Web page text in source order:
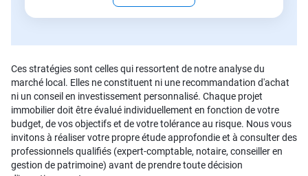
Ces stratégies sont celles qui ressortent de notre analyse du
marché local. Elles ne constituent ni une recommandation d'achat
ni un conseil en investissement personnalisé. Chaque projet
immobilier doit être évalué individuellement en fonction de votre
budget, de vos objectifs et de votre tolérance au risque. Nous vous
invitons à réaliser votre propre étude approfondie et à consulter des
professionnels qualifiés (expert-comptable, notaire, conseiller en
gestion de patrimoine) avant de prendre toute décision